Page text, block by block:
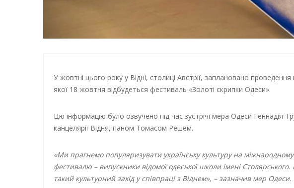
У жовтні цього року у Відні, столиці Австрії, заплановано
якої 18 жовтня відбудеться фестиваль «Золоті скрипки Одеси».
Цю інформацію було озвучено під час зустрічі мера Одеси Геннадія
канцелярії Відня, паном Томасом Решем.
«Ми прагнемо популяризувати українську культуру на міжнародному
фестивалю – випускники відомої одеської школи імені
такий культурний захід у співпраці з Віднем», – зазначив мер Одеси.